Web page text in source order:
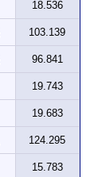
18.536
103.139
96.841
19.743
19.683
124.295
15.783